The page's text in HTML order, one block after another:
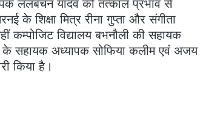
ललबचन यादव को तत्काल प्रभाव से
के शिक्षा मित्र रीना गुप्ता और संगीता
कम्पोजिट विद्यालय बभनौली की सहायक
के सहायक अध्यापक सोफिया कलीम एवं अजय
किया है।